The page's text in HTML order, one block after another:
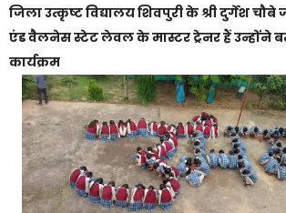
जिला उत्कृष्ट विद्यालय शिवपुरी के श्री दुर्गेश
एंड वैलनेस स्टेट लेवल के मास्टर ट्रेनर हैं उन्होंने
कार्यक्रम